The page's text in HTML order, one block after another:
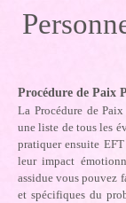
Procédure de Paix
La Procédure de
une liste de tous les
pratiquer ensuite
leur impact
assidue vous pouvez
et spécifiques du